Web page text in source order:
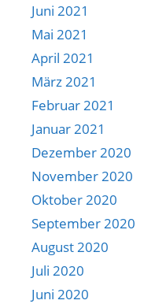
Juni 2021
Mai 2021
April 2021
März 2021
Februar 2021
Januar 2021
Dezember 2020
November 2020
Oktober 2020
September 2020
August 2020
Juli 2020
Juni 2020